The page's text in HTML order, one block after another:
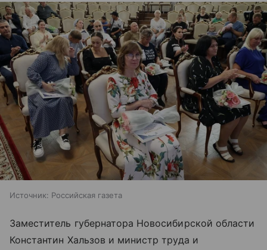
Источник: Российская газета
Заместитель губернатора Новосибирской области
Константин Хальзов и министр труда и